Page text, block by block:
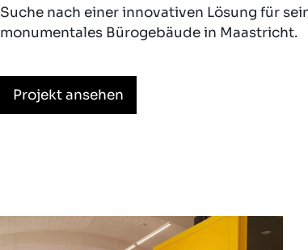
Suche nach einer innovativen Lösung für
monumentales Bürogebäude in Maastricht.
Projekt ansehen